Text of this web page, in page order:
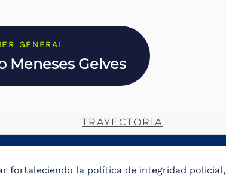
GENERAL
Meneses Gelves
TRAYECTORIA
fortaleciendo la política de integridad policial,